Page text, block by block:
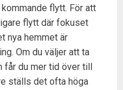
flytt. För att
flytt där fokuset
nya hemmet är
Om du väljer att ta
får du mer tid över till
ställs det ofta höga